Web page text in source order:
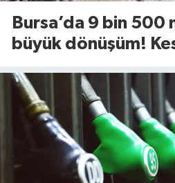
Bursa’da 9 bin
büyük dönüşüm!